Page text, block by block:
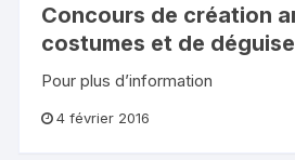
Concours de création
costumes et de
Pour plus d’information
4 février 2016